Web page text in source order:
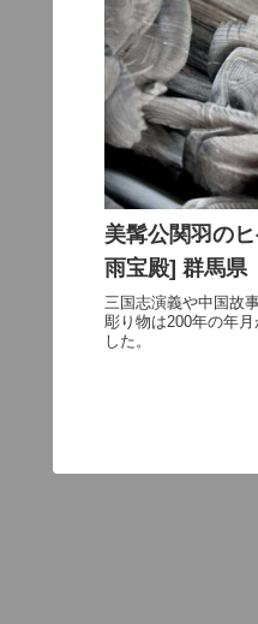
美髯公関羽の
雨宝殿] 群馬県
三国志演義や中国故
彫り物は200年の年
した。